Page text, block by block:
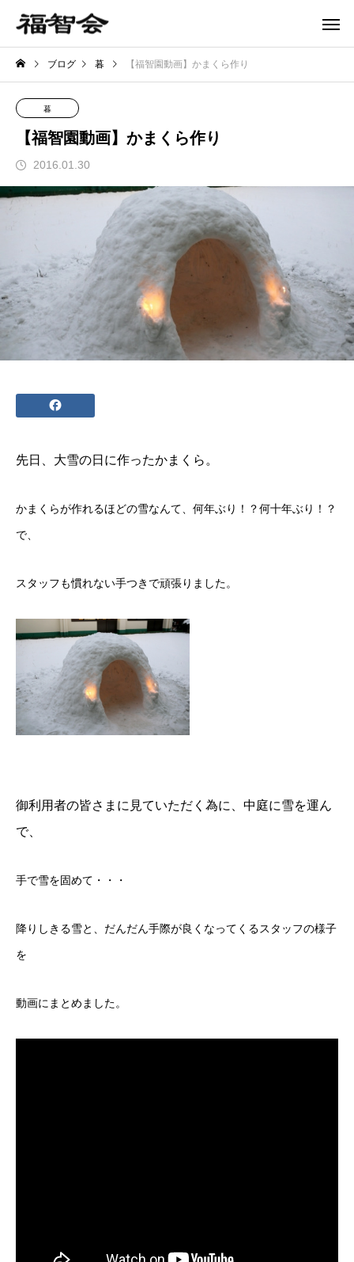
ブログ 暮 【福智園動画】かまくら作り
暮
【福智園動画】かまくら作り
2016.01.30
先日、大雪の日に作ったかまくら 。
かまくらが作れるほどの雪なんて、何年ぶり！？何十年ぶり！？
で、
スタッフも慣れない手つきで頑張りました。
御利用者の皆さまに見ていただく為に、中庭に雪を運ん
で、
手で雪を固めて・・・
降りしきる雪と、だんだん手際が良くなってくるスタッフの様子
を
動画にまとめました。